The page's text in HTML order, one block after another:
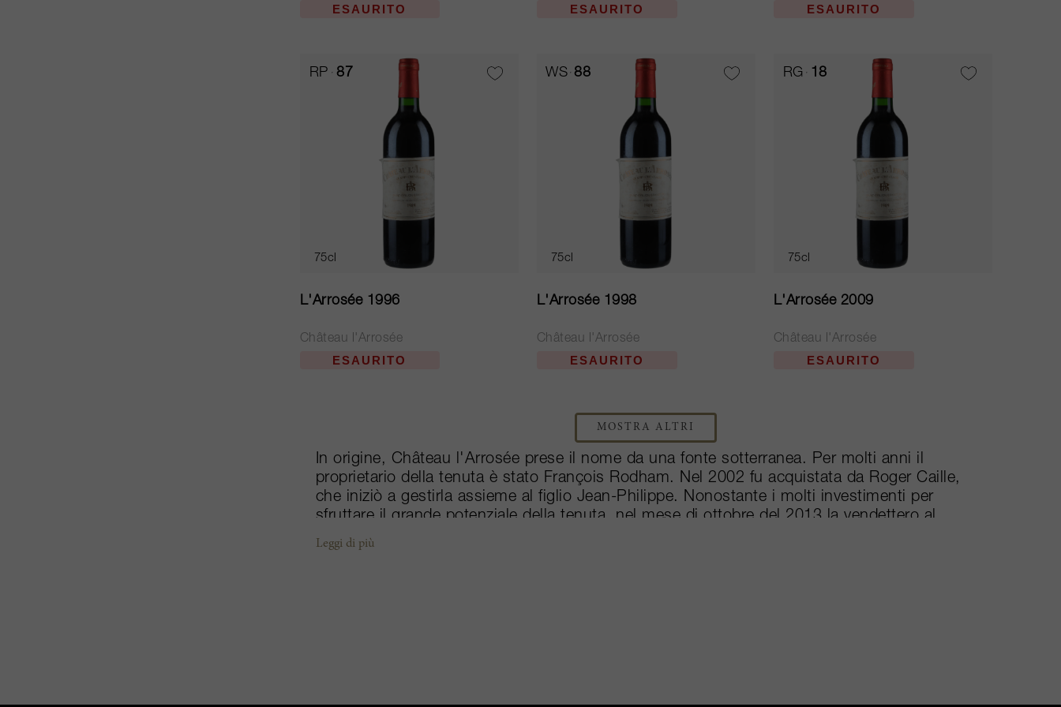
ESAURITO ESAURITO ESAURITO
RP 87
75cl
L'Arrosée 1996
Château l'Arrosée
ESAURITO
WS 88
75cl
L'Arrosée 1998
Château l'Arrosée
ESAURITO
RG 18
75cl
L'Arrosée 2009
Château l'Arrosée
ESAURITO
MOSTRA ALTRI
In origine, Château l'Arrosée prese il nome da una fonte sotterranea. Per molti anni il
proprietario della tenuta è stato François Rodham. Nel 2002 fu acquistata da Roger Caille,
che iniziò a gestirla assieme al figlio Jean-Philippe. Nonostante i molti investimenti per
sfruttare il grande potenziale della tenuta, nel mese di ottobre del 2013 la vendettero al
Domaine Clarence Dillon, proprietario di Haut-Brion e La Mission Haut-Brion. I vigneti de
L'Arrosée sono ora inclusi in quelli del vicino Château Quintus, una proprietà che Dillon
Leggi di più